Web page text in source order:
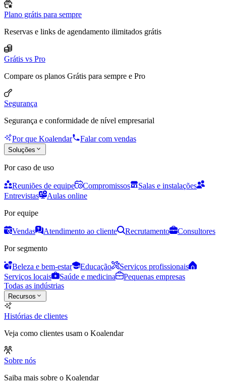
Plano grátis para sempre
Reservas e links de agendamento ilimitados grátis
Grátis vs Pro
Compare os planos Grátis para sempre e Pro
Segurança
Segurança e conformidade de nível empresarial
Por que Koalendar Falar com vendas
Soluções
Por caso de uso
Reuniões de equipe Compromissos
Salas e instalações
Entrevistas
Aulas online
Por equipe
Vendas Atendimento ao cliente Recrutamento
Consultores
Por segmento
Beleza e bem-estar Educação
Serviços profissionais
Serviços locais
Saúde e medicina
Pequenas empresas
Todas as indústrias
Recursos
Histórias de clientes
Veja como clientes usam o Koalendar
Sobre nós
Saiba mais sobre o Koalendar